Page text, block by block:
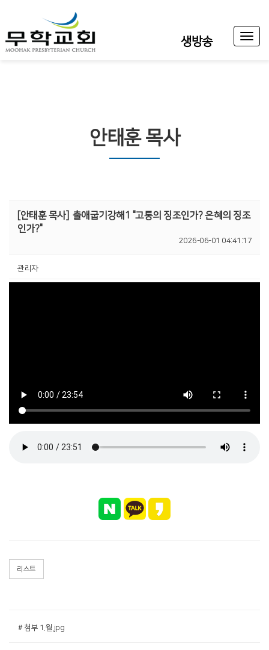
생방송
Toggle
안태훈 목사
[안태훈 목사]
출애굽기강해1 "고통의 징조인가? 은혜의 징조
인가?"
2026-06-01 04:41:17
관리자
리스트
# 첨부 1.월.jpg